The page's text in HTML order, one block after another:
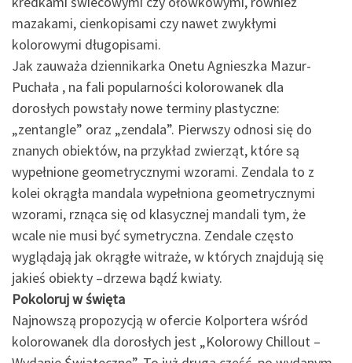
mazakami, cienkopisami czy nawet zwykłymi
kolorowymi długopisami.
Jak zauważa dziennikarka Onetu Agnieszka Mazur-
Puchała , na fali popularności kolorowanek dla
dorosłych powstały nowe terminy plastyczne:
„zentangle” oraz „zendala”. Pierwszy odnosi się do
znanych obiektów, na przykład zwierząt, które są
wypełnione geometrycznymi wzorami. Zendala to z
kolei okrągła mandala wypełniona geometrycznymi
wzorami, rznąca się od klasycznej mandali tym, że
wcale nie musi być symetryczna. Zendale często
wyglądają jak okrągłe witraże, w których znajdują się
jakieś obiekty –drzewa bądź kwiaty.
Pokoloruj w święta
Najnowszą propozycją w ofercie Kolportera wśród
kolorowanek dla dorosłych jest „Kolorowy Chillout –